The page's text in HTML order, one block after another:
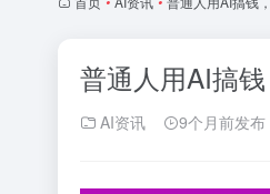
普通人用AI搞
AI资讯 9个月前发布